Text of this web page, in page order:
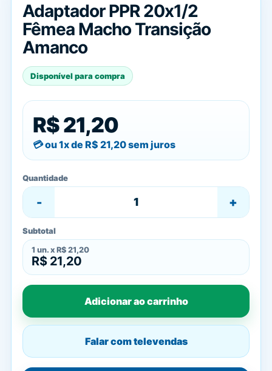
Adaptador PPR 20x1/2
Fêmea Macho Transição
Amanco
Disponível para compra
R$ 21,20
ou 1x de R$ 21,20sem juros
Quantidade
- +
Subtotal
1 un. x R$ 21,20
R$ 21,20
Adicionar ao carrinho
Falar com televendas